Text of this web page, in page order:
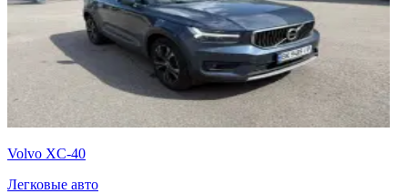
Volvo XC-40
Легковые авто